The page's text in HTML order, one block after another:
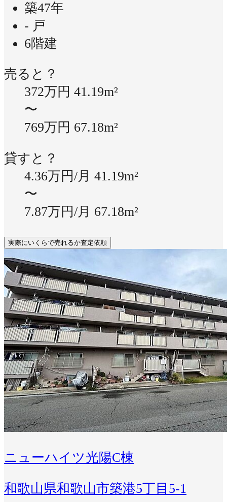
築47年
- 戸
6階建
売ると？
372万円 41.19m²
〜
769万円 67.18m²
貸すと？
4.36万円/月 41.19m²
〜
7.87万円/月 67.18m²
実際にいくらで売れるか査定依頼
ニューハイツ光陽C棟
和歌山県和歌山市築港5丁目5-1